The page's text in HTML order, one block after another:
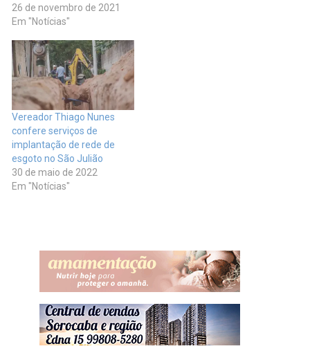
26 de novembro de 2021
Em "Notícias"
Vereador Thiago Nunes
confere serviços de
implantação de rede de
esgoto no São Julião
30 de maio de 2022
Em "Notícias"